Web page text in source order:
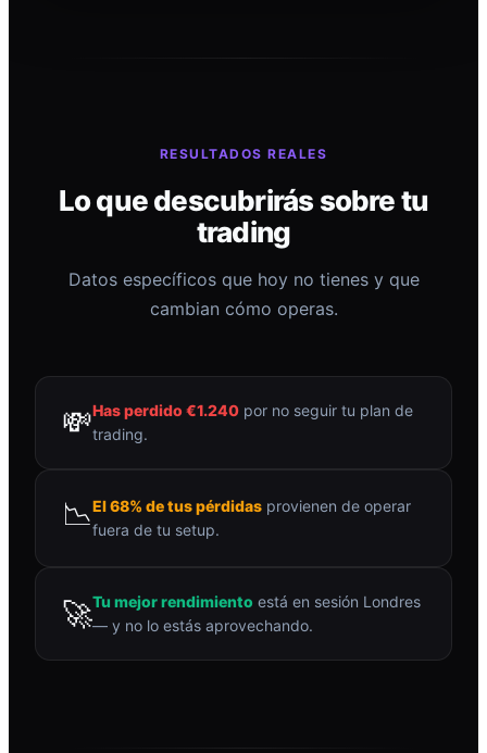
RESULTADOS REALES
Lo que descubrirás sobre tu
trading
Datos específicos que hoy no tienes y que
cambian cómo operas.
💸Has perdido €1.240 por no seguir tu plan de
trading.
📉El 68% de tus pérdidas provienen de operar
fuera de tu setup.
🚀Tu mejor rendimiento está en sesión Londres
— y no lo estás aprovechando.